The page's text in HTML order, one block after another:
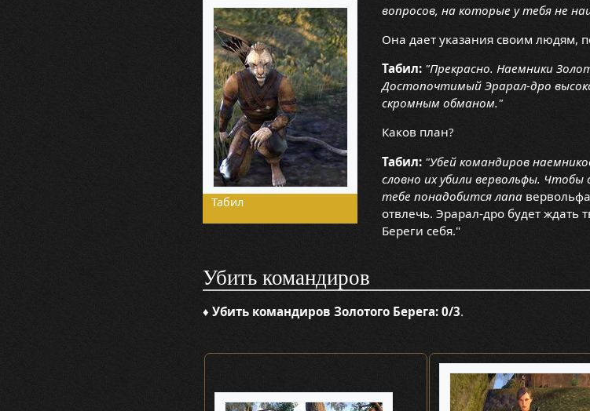
Табил
вопросов, на которые у тебя не
Она дает указания своим людям,
Табил: "Прекрасно. Наемники
Достопочтимый Эрарал-дро
скромным обманом."
Каков план?
Табил: "Убей командиров
словно их убили вервольфы.
тебе понадобится лапа
отвлечь. Эрарал-дро будет ждать
Береги себя."
Убить командиров
♦Убить командиров Золотого Берега: 0/3.